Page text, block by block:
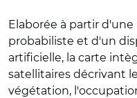
Elaborée à partir
probabiliste et d'un
artificielle, la carte
satellitaires décrivant
végétation,